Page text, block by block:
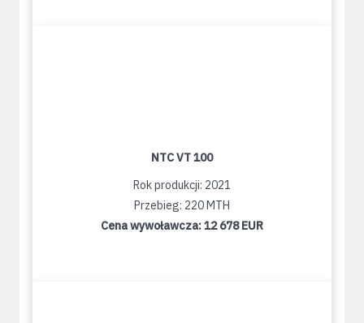
NTC VT 100
Rok produkcji: 2021
Przebieg: 220 MTH
Cena wywoławcza:12 678 EUR